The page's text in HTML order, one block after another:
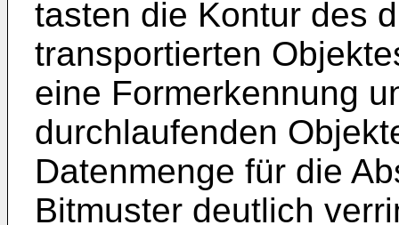
tasten die Kontur des
transportierten
eine Formerkennung
durchlaufenden
Datenmenge für die
Bitmuster deutlich